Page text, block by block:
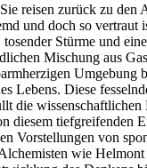
reisen zurück zu den
und doch so vertraut
Stürme und
Mischung aus
Umgebung
Lebens. Diese
die wissenschaftlichen
diesem tiefgreifenden
Vorstellungen von
wie